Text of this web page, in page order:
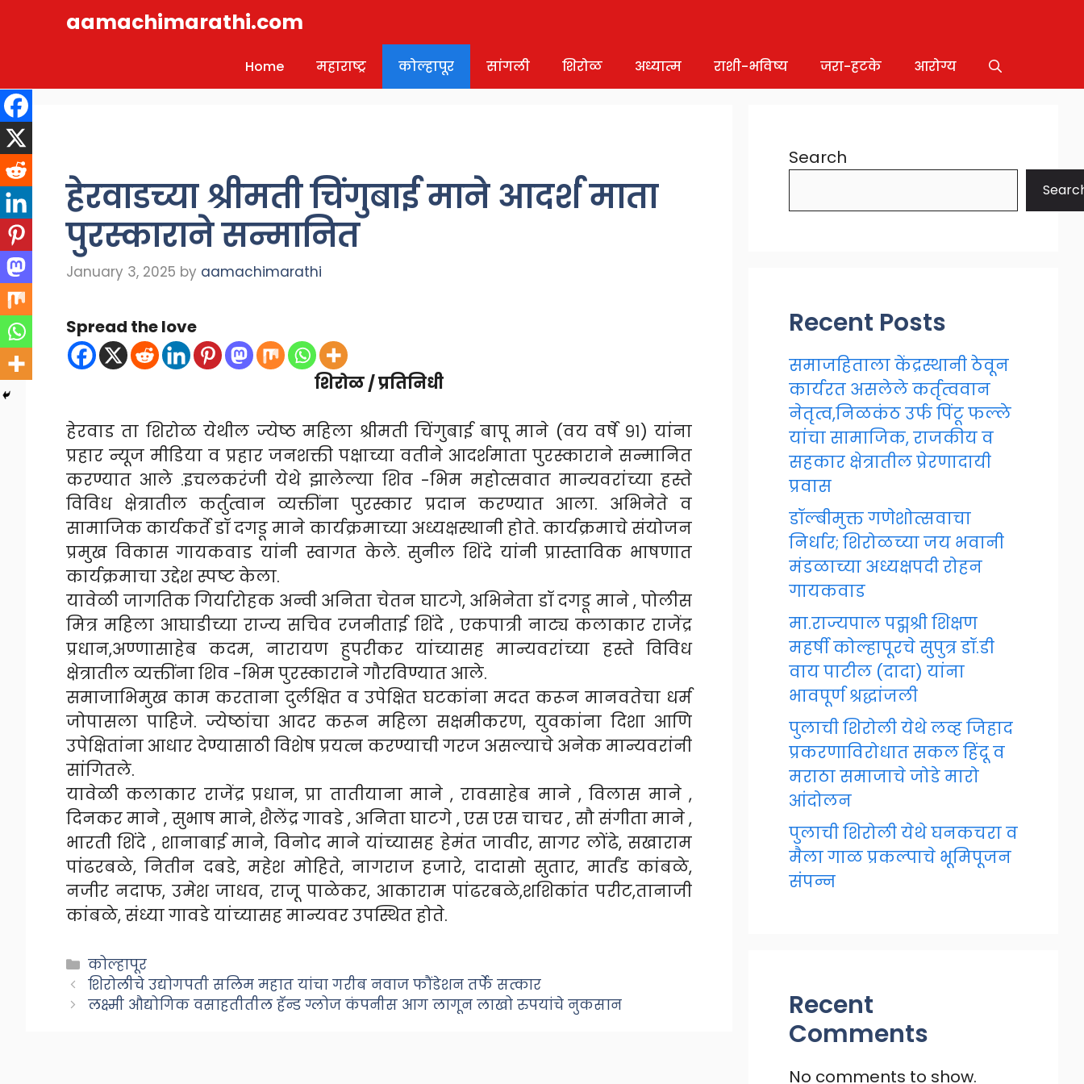
aamachimarathi.com
Home महाराष्ट्र कोल्हापूर सांगली शिरोळ अध्यात्म राशी-भविष्य जरा-हटके आरोग्य
हेरवाडच्या श्रीमती चिंगुबाई माने आदर्श माता
पुरस्काराने सन्मानित
January 3, 2025 by aamachimarathi
Spread the love
शिरोळ / प्रतिनिधी
हेरवाड ता शिरोळ येथील ज्येष्ठ महिला श्रीमती चिंगुबाई बापू माने (वय वर्षे ९१) यांना
प्रहार न्यूज मीडिया व प्रहार जनशक्ती पक्षाच्या वतीने आदर्शमाता पुरस्काराने सन्मानित
करण्यात आले .इचलकरंजी येथे झालेल्या शिव -भिम महोत्सवात मान्यवरांच्या हस्ते
विविध क्षेत्रातील कर्तुत्वान व्यक्तींना पुरस्कार प्रदान करण्यात आला. अभिनेते व
सामाजिक कार्यकर्ते डॉ दगडू माने कार्यक्रमाच्या अध्यक्षस्थानी होते. कार्यक्रमाचे संयोजन
प्रमुख विकास गायकवाड यांनी स्वागत केले. सुनील शिंदे यांनी प्रास्ताविक भाषणात
कार्यक्रमाचा उद्देश स्पष्ट केला.
यावेळी जागतिक गिर्यारोहक अन्वी अनिता चेतन घाटगे, अभिनेता डॉ दगडू माने , पोलीस
मित्र महिला आघाडीच्या राज्य सचिव रजनीताई शिंदे , एकपात्री नाट्य कलाकार राजेंद्र
प्रधान,अण्णासाहेब कदम, नारायण हुपरीकर यांच्यासह मान्यवरांच्या हस्ते विविध
क्षेत्रातील व्यक्तींना शिव -भिम पुरस्काराने गौरविण्यात आले.
समाजाभिमुख काम करताना दुर्लक्षित व उपेक्षित घटकांना मदत करून मानवतेचा धर्म
जोपासला पाहिजे. ज्येष्ठांचा आदर करून महिला सक्षमीकरण, युवकांना दिशा आणि
उपेक्षितांना आधार देण्यासाठी विशेष प्रयत्न करण्याची गरज असल्याचे अनेक मान्यवरांनी
सांगितले.
यावेळी कलाकार राजेंद्र प्रधान, प्रा तातीयाना माने , रावसाहेब माने , विलास माने ,
दिनकर माने , सुभाष माने, शैलेंद्र गावडे , अनिता घाटगे , एस एस चाचर , सौ संगीता माने ,
भारती शिंदे , शानाबाई माने, विनोद माने यांच्यासह हेमंत जावीर, सागर लोंढे, सखाराम
पांढरबळे, नितीन दबडे, महेश मोहिते, नागराज हजारे, दादासो सुतार, मार्तंड कांबळे,
नजीर नदाफ, उमेश जाधव, राजू पाळेकर, आकाराम पांढरबळे,शशिकांत परीट,तानाजी
कांबळे, संध्या गावडे यांच्यासह मान्यवर उपस्थित होते.
Categories
कोल्हापूर
शिरोलीचे उद्योगपती सलिम महात यांचा गरीब नवाज फौंडेशन तर्फे सत्कार
लक्ष्मी औद्योगिक वसाहतीतील हॅन्ड ग्लोज कंपनीस आग लागून लाखो रुपयांचे नुकसान
Search
Recent Posts
समाजहिताला केंद्रस्थानी ठेवून
कार्यरत असलेले कर्तृत्ववान
नेतृत्व,निळकंठ उर्फ पिंटू फल्ले
यांचा सामाजिक, राजकीय व
सहकार क्षेत्रातील प्रेरणादायी
प्रवास
डॉल्बीमुक्त गणेशोत्सवाचा
निर्धार; शिरोळच्या जय भवानी
मंडळाच्या अध्यक्षपदी रोहन
गायकवाड
मा.राज्यपाल पद्मश्री शिक्षण
महर्षी कोल्हापूरचे सुपुत्र डॉ.डी
वाय पाटील (दादा) यांना
भावपूर्ण श्रद्धांजली
पुलाची शिरोली येथे लव्ह जिहाद
प्रकरणाविरोधात सकल हिंदू व
मराठा समाजाचे जोडे मारो
आंदोलन
पुलाची शिरोली येथे घनकचरा व
मैला गाळ प्रकल्पाचे भूमिपूजन
संपन्न
Recent
Comments
No comments to show.